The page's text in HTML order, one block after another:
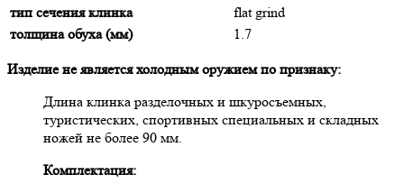
тип сечения клинка
flat grind
толщина обуха (мм)
1.7
Изделие не является холодным оружием по признаку:
Длина клинка разделочных и шкуросъемных,
туристических, спортивных специальных и складных
ножей не более 90 мм.
Комплектация: